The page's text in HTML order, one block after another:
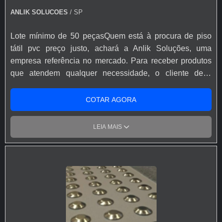
para todo Brasil. Atende Construtoras, Lojas de materiais
de construção, Arquitetos, Engenheiros, órgãos públicos,
Bancos, Shoppings, Escolas, Academias.
ANLIK SOLUCOES / SP
Lote mínimo de 50 peçasQuem está à procura de piso
tátil pvc preço justo, achará a Anlik Soluções, uma
empresa referência no mercado. Para receber produtos
que atendem qualquer necessidade, o cliente deve
suporte pré-venda e tenha ampla experiência no
ramo.PISO TÁTIL PVC PREÇO JUSTO E
ACESSÍVELQuem quer encontrar piso tátil pvc preço
acessível em uma empresa que preza pela segurança,
descobre a Anlik Soluções. Companhia especializada
acessibilidade que oferece o que há de melhor no
mercado para cada cliente.Ainda com uma visão
analítica sobre piso tátil pvc preço justo, na essência da
empresa, a mesma deve prezar pelos produtos e
COTAR AGORA
LEIA MAIS